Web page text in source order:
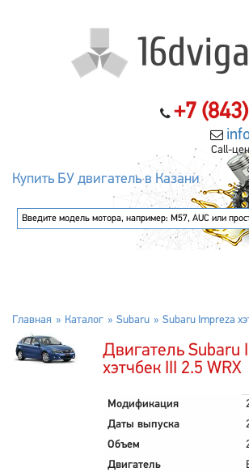
+7
Call-
Купить БУ двигатель в Казани
Главная Каталог Subaru Subaru Impreza
Двигатель Subaru
хэтчбек III 2.5 WRX
Модификация
Даты выпуска
Объем
Двигатель